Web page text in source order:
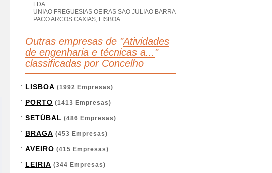
LDA
UNIAO FREGUESIAS OEIRAS SAO JULIAO BARRA
PACO ARCOS CAXIAS, LISBOA
Outras empresas de "Atividades
de engenharia e técnicas a... "
classificadas por Concelho
LISBOA (1992 Empresas)
PORTO (1413 Empresas)
SETÚBAL (486 Empresas)
BRAGA (453 Empresas)
AVEIRO (415 Empresas)
LEIRIA (344 Empresas)